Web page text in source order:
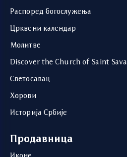
Распоред богослужења
Црквени календар
Молитве
Discover the Church of Saint Sava
Светосавац
Хорови
Историја Србије
Продавница